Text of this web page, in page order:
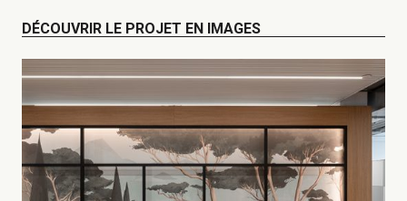
DÉCOUVRIR LE PROJET EN IMAGES